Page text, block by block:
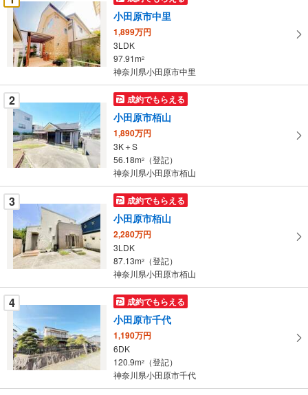
け
取
る
・
条
件
を
マ
イ
ペ
ー
に
保
存
す
る
小田原市中里
1,899万円
3LDK
97.91m2
神奈川県小田原市中里
2 成約でもらえる
小田原市栢山
1,890万円
3K＋S
56.18m2
（登記）
神奈川県小田原市栢山
3 成約でもらえる
小田原市栢山
2,280万円
3LDK
87.13m2
（登記）
神奈川県小田原市栢山
4 成約でもらえる
小田原市千代
1,190万円
6DK
120.9m2
（登記）
神奈川県小田原市千代